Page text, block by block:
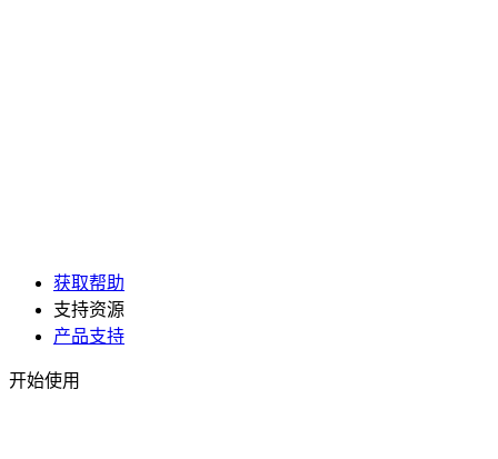
获取帮助
支持资源
产品支持
开始使用